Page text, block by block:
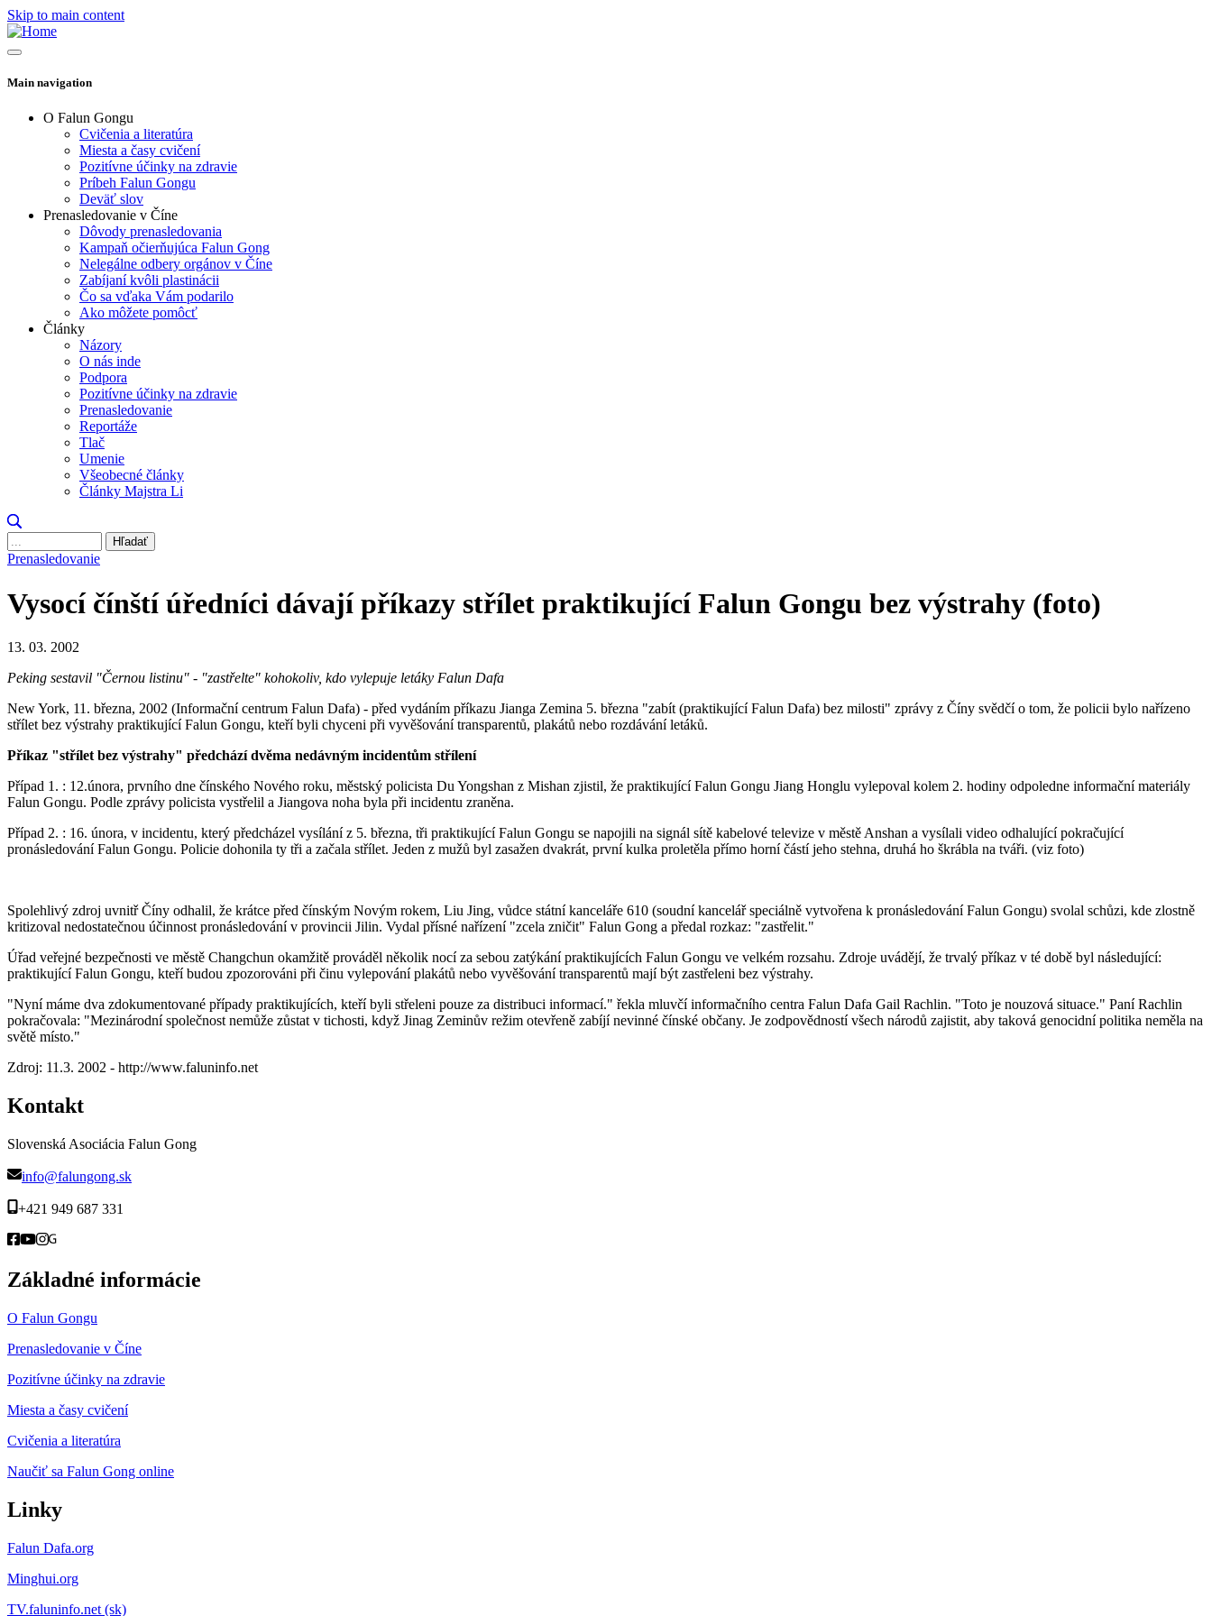
Skip to main content
Main navigation
O Falun Gongu
Cvičenia a literatúra
Miesta a časy cvičení
Pozitívne účinky na zdravie
Príbeh Falun Gongu
Deväť slov
Prenasledovanie v Číne
Dôvody prenasledovania
Kampaň očierňujúca Falun Gong
Nelegálne odbery orgánov v Číne
Zabíjaní kvôli plastinácii
Čo sa vďaka Vám podarilo
Ako môžete pomôcť
Články
Názory
O nás inde
Podpora
Pozitívne účinky na zdravie
Prenasledovanie
Reportáže
Tlač
Umenie
Všeobecné články
Články Majstra Li
Hľadať
Prenasledovanie
Vysocí čínští úředníci dávají příkazy střílet praktikující Falun Gongu bez výstrahy (foto)
13. 03. 2002
Peking sestavil "Černou listinu" - "zastřelte" kohokoliv, kdo vylepuje letáky Falun Dafa
New York, 11. března, 2002 (Informační centrum Falun Dafa) - před vydáním příkazu Jianga Zemina 5. března "zabít (praktikující Falun Dafa) bez milosti" zprávy z Číny svědčí o tom, že policii bylo nařízeno
střílet bez výstrahy praktikující Falun Gongu, kteří byli chyceni při vyvěšování transparentů, plakátů nebo rozdávání letáků.
Příkaz "střílet bez výstrahy" předchází dvěma nedávným incidentům střílení
Případ 1. : 12.února, prvního dne čínského Nového roku, městský policista Du Yongshan z Mishan zjistil, že praktikující Falun Gongu Jiang Honglu vylepoval kolem 2. hodiny odpoledne informační materiály
Falun Gongu. Podle zprávy policista vystřelil a Jiangova noha byla při incidentu zraněna.
Případ 2. : 16. února, v incidentu, který předcházel vysílání z 5. března, tři praktikující Falun Gongu se napojili na signál sítě kabelové televize v městě Anshan a vysílali video odhalující pokračující
pronásledování Falun Gongu. Policie dohonila ty tři a začala střílet. Jeden z mužů byl zasažen dvakrát, první kulka proletěla přímo horní částí jeho stehna, druhá ho škrábla na tváři. (viz foto)
Spolehlivý zdroj uvnitř Číny odhalil, že krátce před čínským Novým rokem, Liu Jing, vůdce státní kanceláře 610 (soudní kancelář speciálně vytvořena k pronásledování Falun Gongu) svolal schůzi, kde zlostně
kritizoval nedostatečnou účinnost pronásledování v provincii Jilin. Vydal přísné nařízení "zcela zničit" Falun Gong a předal rozkaz: "zastřelit."
Úřad veřejné bezpečnosti ve městě Changchun okamžitě prováděl několik nocí za sebou zatýkání praktikujících Falun Gongu ve velkém rozsahu. Zdroje uvádějí, že trvalý příkaz v té době byl následující:
praktikující Falun Gongu, kteří budou zpozorováni při činu vylepování plakátů nebo vyvěšování transparentů mají být zastřeleni bez výstrahy.
"Nyní máme dva zdokumentované případy praktikujících, kteří byli střeleni pouze za distribuci informací." řekla mluvčí informačního centra Falun Dafa Gail Rachlin. "Toto je nouzová situace." Paní Rachlin
pokračovala: "Mezinárodní společnost nemůže zůstat v tichosti, když Jinag Zeminův režim otevřeně zabíjí nevinné čínské občany. Je zodpovědností všech národů zajistit, aby taková genocidní politika neměla na
světě místo."
Zdroj: 11.3. 2002 - http://www.faluninfo.net
Kontakt
Slovenská Asociácia Falun Gong
info@falungong.sk
+421 949 687 331
Základné informácie
O Falun Gongu
Prenasledovanie v Číne
Pozitívne účinky na zdravie
Miesta a časy cvičení
Cvičenia a literatúra
Naučiť sa Falun Gong online
Linky
Falun Dafa.org
Minghui.org
TV.faluninfo.net (sk)